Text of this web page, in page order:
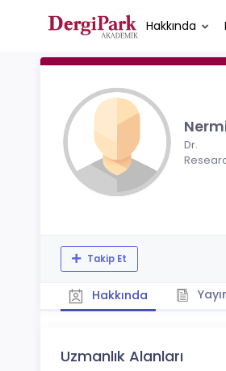
Hakkında
Dr.
Takip Et
Hakkında
Uzmanlık Alanları